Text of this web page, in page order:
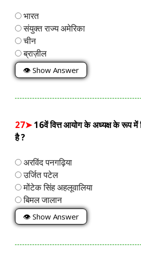
भारत
संयुक्त राज्य अमेरिका
चीन
ब्राज़ील
👁 Show Answer
27➤16वें वित्त आयोग के अध्यक्ष के रूप में
है ?
अरविंद पनगढ़िया
उर्जित पटेल
मोंटेक सिंह अहलूवालिया
बिमल जालान
👁 Show Answer